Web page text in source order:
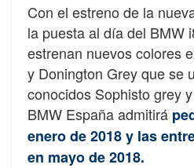
Con el estreno de la
la puesta al día del BMW
estrenan nuevos colores
y Donington Grey que se
conocidos Sophisto grey
BMW España admitirá
enero de 2018 y las
en mayo de 2018.